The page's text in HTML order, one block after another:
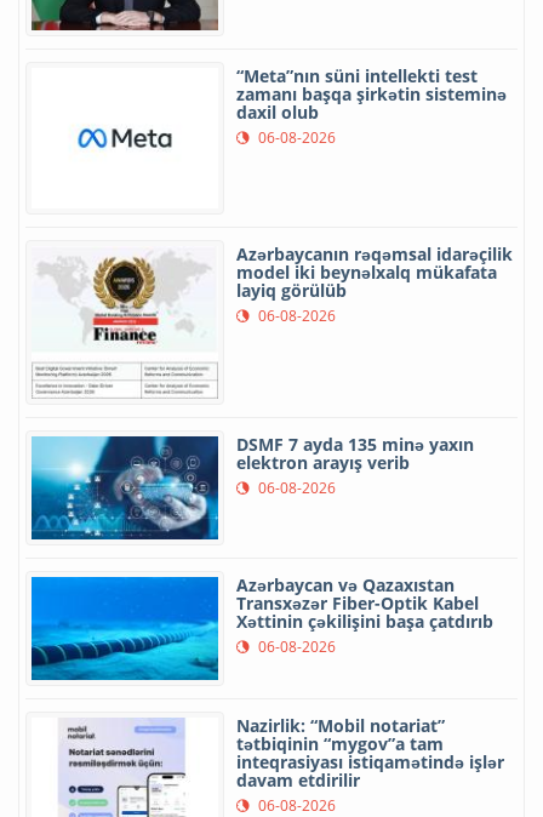
“Meta”nın süni intellekti test
zamanı başqa şirkətin sisteminə
daxil olub
06-08-2026
Azərbaycanın rəqəmsal idarəçilik
model iki beynəlxalq mükafata
layiq görülüb
06-08-2026
DSMF 7 ayda 135 minə yaxın
elektron arayış verib
06-08-2026
Azərbaycan və Qazaxıstan
Transxəzər Fiber-Optik Kabel
Xəttinin çəkilişini başa çatdırıb
06-08-2026
Nazirlik: “Mobil notariat”
tətbiqinin “mygov”a tam
inteqrasiyası istiqamətində işlər
davam etdirilir
06-08-2026